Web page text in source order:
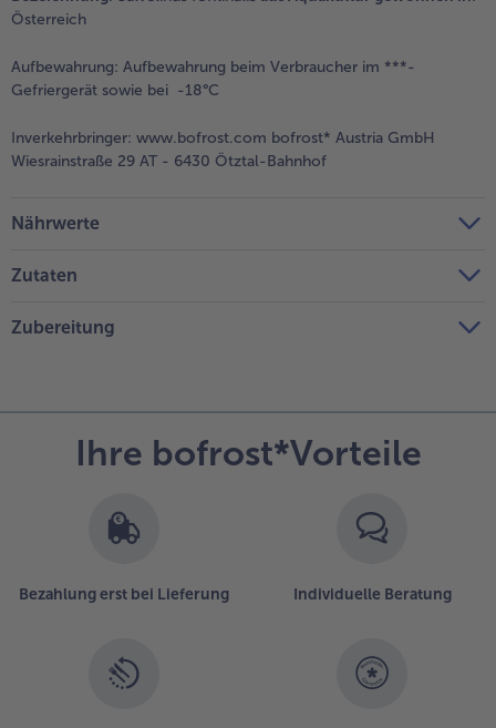
Österreich
Aufbewahrung: Aufbewahrung beim Verbraucher im ***-
Gefriergerät sowie bei -18°C
Inverkehrbringer: www.bofrost.com bofrost* Austria GmbH
Wiesrainstraße 29 AT - 6430 Ötztal-Bahnhof
Nährwerte
Zutaten
Zubereitung
Ihre bofrost*Vorteile
Bezahlung erst bei Lieferung Individuelle Beratung